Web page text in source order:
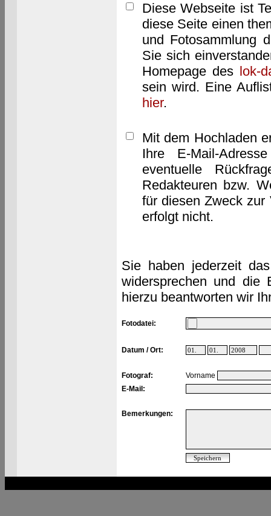
Diese Webseite ist
diese Seite einen
und Fotosammlung
Sie sich
Homepage des lok-
sein wird. Eine
hier.
Mit dem Hochladen
Ihre E-Mail-
eventuelle
Redakteuren bzw.
für diesen Zweck zur
erfolgt nicht.
Sie haben jederzeit
widersprechen und die
hierzu beantworten wir
Fotodatei:
Datum / Ort:
Fotograf:
Vorname
E-Mail:
Bemerkungen: